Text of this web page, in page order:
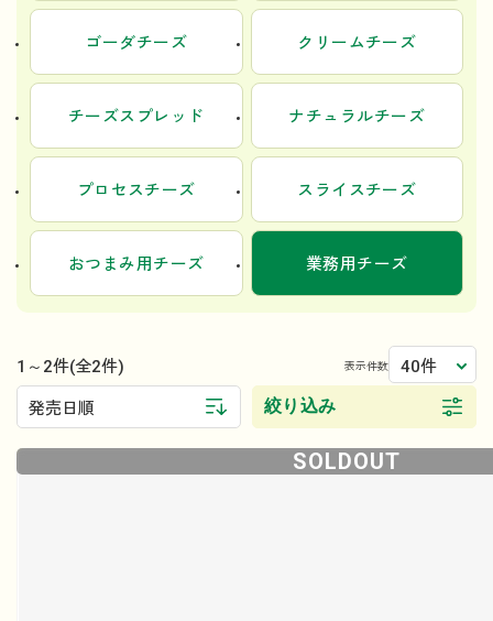
ゴーダチーズ クリームチーズ
チーズスプレッド ナチュラルチーズ
プロセスチーズ スライスチーズ
おつまみ用チーズ 業務用チーズ
1～2件(全2件) 表示件数 40件
発売日順 絞り込み
SOLDOUT